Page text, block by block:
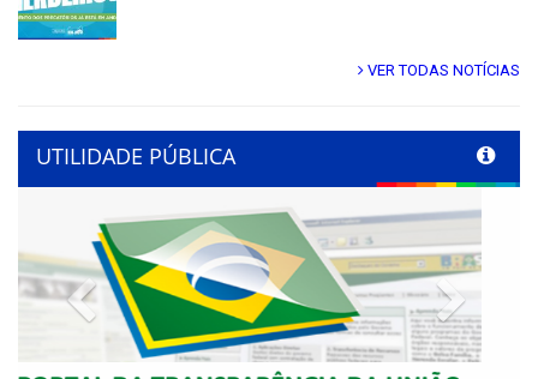
VER TODAS NOTÍCIAS
UTILIDADE PÚBLICA
Previous